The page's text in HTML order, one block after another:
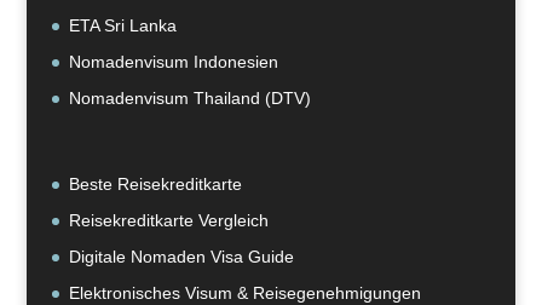
ETA Sri Lanka
Nomadenvisum Indonesien
Nomadenvisum Thailand (DTV)
Beste Reisekreditkarte
Reisekreditkarte Vergleich
Digitale Nomaden Visa Guide
Elektronisches Visum & Reisegenehmigungen